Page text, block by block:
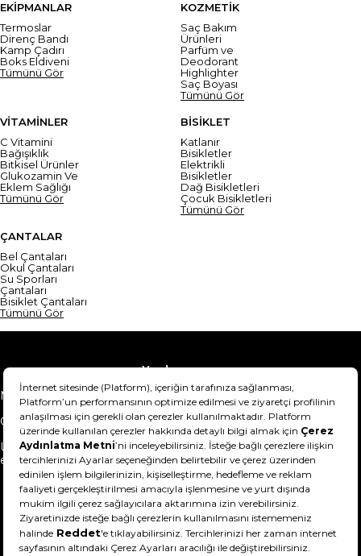
EKİPMANLAR
Termoslar
Direnç Bandı
Kamp Çadırı
Boks Eldiveni
Tümünü Gör
KOZMETİK
Saç Bakım
Ürünleri
Parfüm ve
Deodorant
Highlighter
Saç Boyası
Tümünü Gör
VİTAMİNLER
C Vitamini
Bağışıklık
Bitkisel Ürünler
Glukozamin Ve
Eklem Sağlığı
Tümünü Gör
BİSİKLET
Katlanır
Bisikletler
Elektrikli
Bisikletler
Dağ Bisikletleri
Çocuk Bisikletleri
Tümünü Gör
ÇANTALAR
Bel Çantaları
Okul Çantaları
Su Sporları
Çantaları
Bisiklet Çantaları
Tümünü Gör
Yardım
Mesafeli Satış Sözleşmesi
Teslimat Bilgisi
Gizlilik Sözleşmesi
Şartlar & Koşullar
Ürünümü nasıl iade
edebilirim?
Hakkımızda